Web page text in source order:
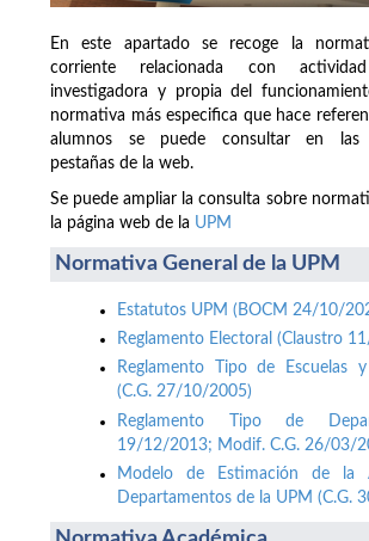
En este apartado se recoge la
corriente relacionada con
investigadora y propia del
normativa más especifica que hace
alumnos se puede consultar en las
pestañas de la web.
Se puede ampliar la consulta sobre
la página web de la UPM
Normativa General de la UPM
Estatutos UPM (BOCM 24/10/
Reglamento Electoral (Claustro
Reglamento Tipo de Escuelas
(C.G. 27/10/2005)
Reglamento Tipo de
19/12/2013; Modif. C.G. 26/03/
Modelo de Estimación de la
Departamentos de la UPM (C.G.